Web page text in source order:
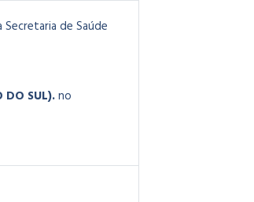
de Saúde
SUL).no